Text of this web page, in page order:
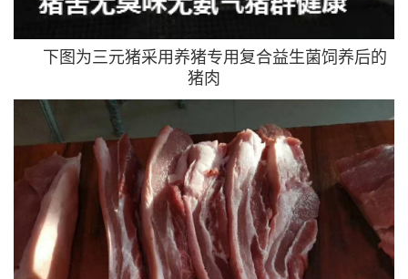
下图为三元猪采用养猪专用复合益生菌饲养后的
猪肉